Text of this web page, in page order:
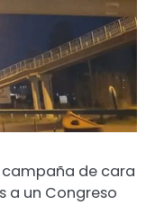
de cara
a un Congreso